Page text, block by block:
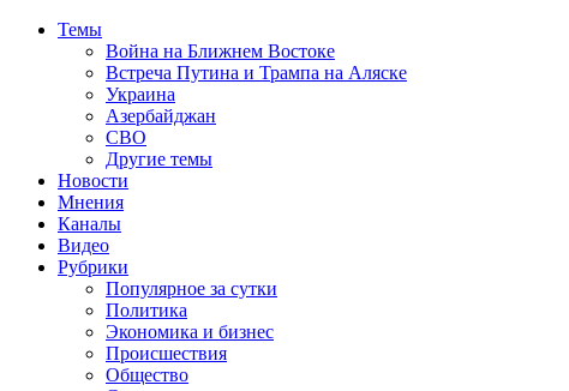
Темы
Война на Ближнем Востоке
Встреча Путина и Трампа на Аляске
Украина
Азербайджан
СВО
Другие темы
Новости
Мнения
Каналы
Видео
Рубрики
Популярное за сутки
Политика
Экономика и бизнес
Происшествия
Общество